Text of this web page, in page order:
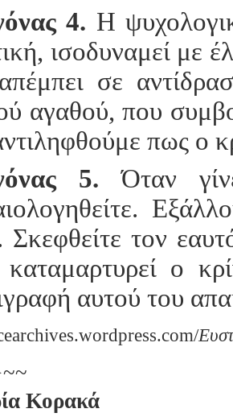
4. Η
ισοδυναμεί με
σε
αγαθού, που
πως ο
5. Όταν
Σκεφθείτε τον
ο
αυτού του
Κορακά